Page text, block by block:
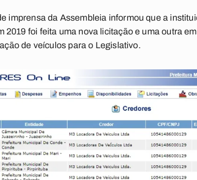
imprensa da Assembleia informou que a
2019 foi feita uma nova licitação e uma outra
de veículos para o Legislativo.